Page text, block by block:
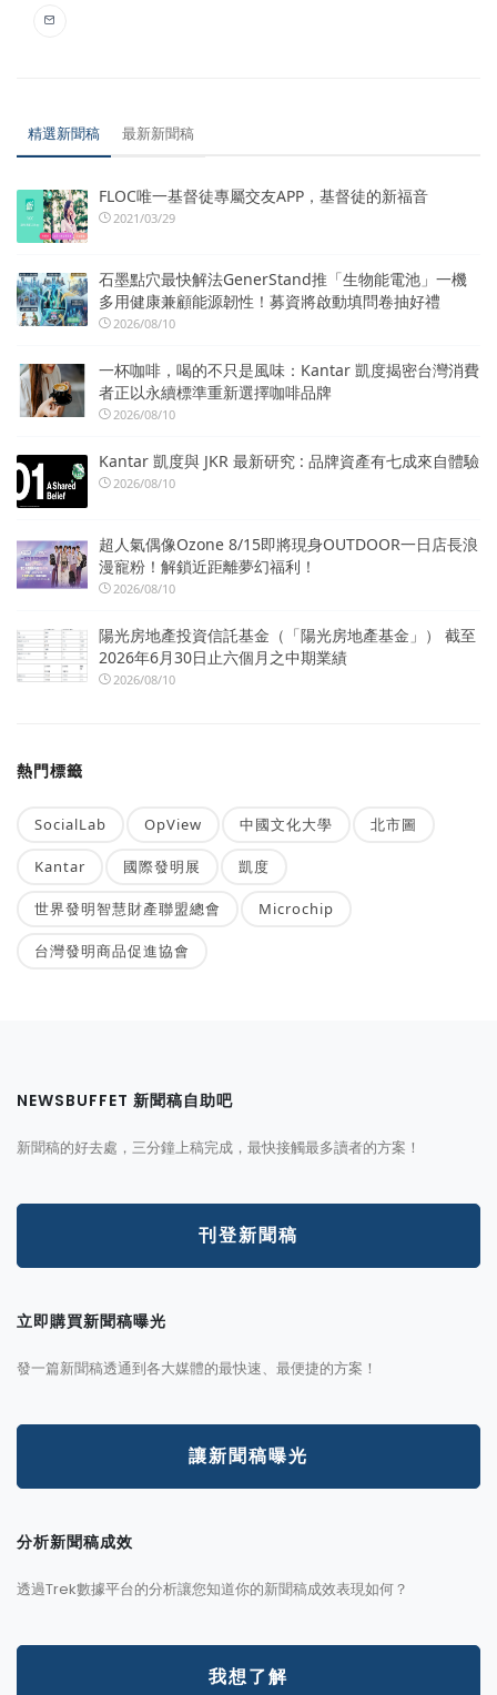
精選新聞稿 最新新聞稿
FLOC唯一基督徒專屬交友APP，基督徒的新福音
2021/03/29
石墨點穴最快解法GenerStand推「生物能電池」一機
多用健康兼顧能源韌性！募資將啟動填問卷抽好禮
2026/08/10
一杯咖啡，喝的不只是風味：Kantar 凱度揭密台灣消費
者正以永續標準重新選擇咖啡品牌
2026/08/10
Kantar 凱度與 JKR 最新研究 : 品牌資產有七成來自體驗
2026/08/10
超人氣偶像Ozone 8/15即將現身OUTDOOR一日店長浪
漫寵粉！解鎖近距離夢幻福利！
2026/08/10
陽光房地產投資信託基金（「陽光房地產基金」） 截至
2026年6月30日止六個月之中期業績
2026/08/10
熱門標籤
SocialLab OpView 中國文化大學 北市圖
Kantar 國際發明展 凱度
世界發明智慧財產聯盟總會 Microchip
台灣發明商品促進協會
NEWSBUFFET 新聞稿自助吧
新聞稿的好去處，三分鐘上稿完成，最快接觸最多讀者的方案！
刊登新聞稿
立即購買新聞稿曝光
發一篇新聞稿透通到各大媒體的最快速、最便捷的方案！
讓新聞稿曝光
分析新聞稿成效
透過Trek數據平台的分析讓您知道你的新聞稿成效表現如何？
我想了解